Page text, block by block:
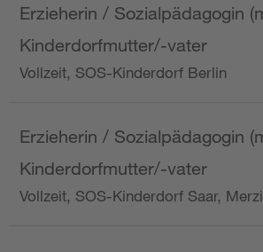
Erzieherin / Sozialpädagogin
Kinderdorfmutter/-vater
Vollzeit, SOS-Kinderdorf Berlin
Erzieherin / Sozialpädagogin
Kinderdorfmutter/-vater
Vollzeit, SOS-Kinderdorf Saar,